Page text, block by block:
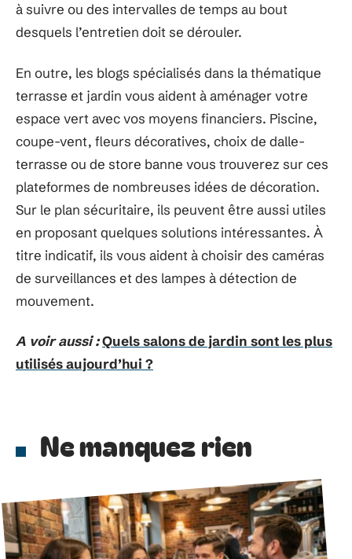
à suivre ou des intervalles de temps au bout
desquels l’entretien doit se dérouler.
En outre, les blogs spécialisés dans la thématique
terrasse et jardin vous aident à aménager votre
espace vert avec vos moyens financiers. Piscine,
coupe-vent, fleurs décoratives, choix de dalle-
terrasse ou de store banne vous trouverez sur ces
plateformes de nombreuses idées de décoration.
Sur le plan sécuritaire, ils peuvent être aussi utiles
en proposant quelques solutions intéressantes. À
titre indicatif, ils vous aident à choisir des caméras
de surveillances et des lampes à détection de
mouvement.
A voir aussi :Quels salons de jardin sont les plus
utilisés aujourd’hui ?
Ne manquez rien